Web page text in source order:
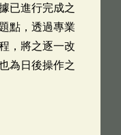
已進行完成之
點，透過專業
，將之逐一改
為日後操作之